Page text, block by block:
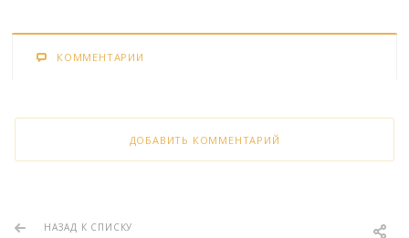
КОММЕНТАРИИ
ДОБАВИТЬ КОММЕНТАРИЙ
НАЗАД К СПИСКУ